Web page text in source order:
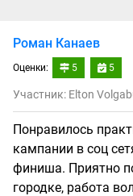
Роман Канаев
Оценки: 5 5
Участник: Elton
Понравилось
кампании в соц
финиша. Приятно
городке, работа